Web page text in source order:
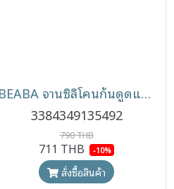
BEABA จานซิลิโคนก้นดูดแบ่ง 3 ช่อง ขนาด 150ml.(4m+)
3384349135492
790 THB
711 THB -10%
สั่งซื้อสินค้า